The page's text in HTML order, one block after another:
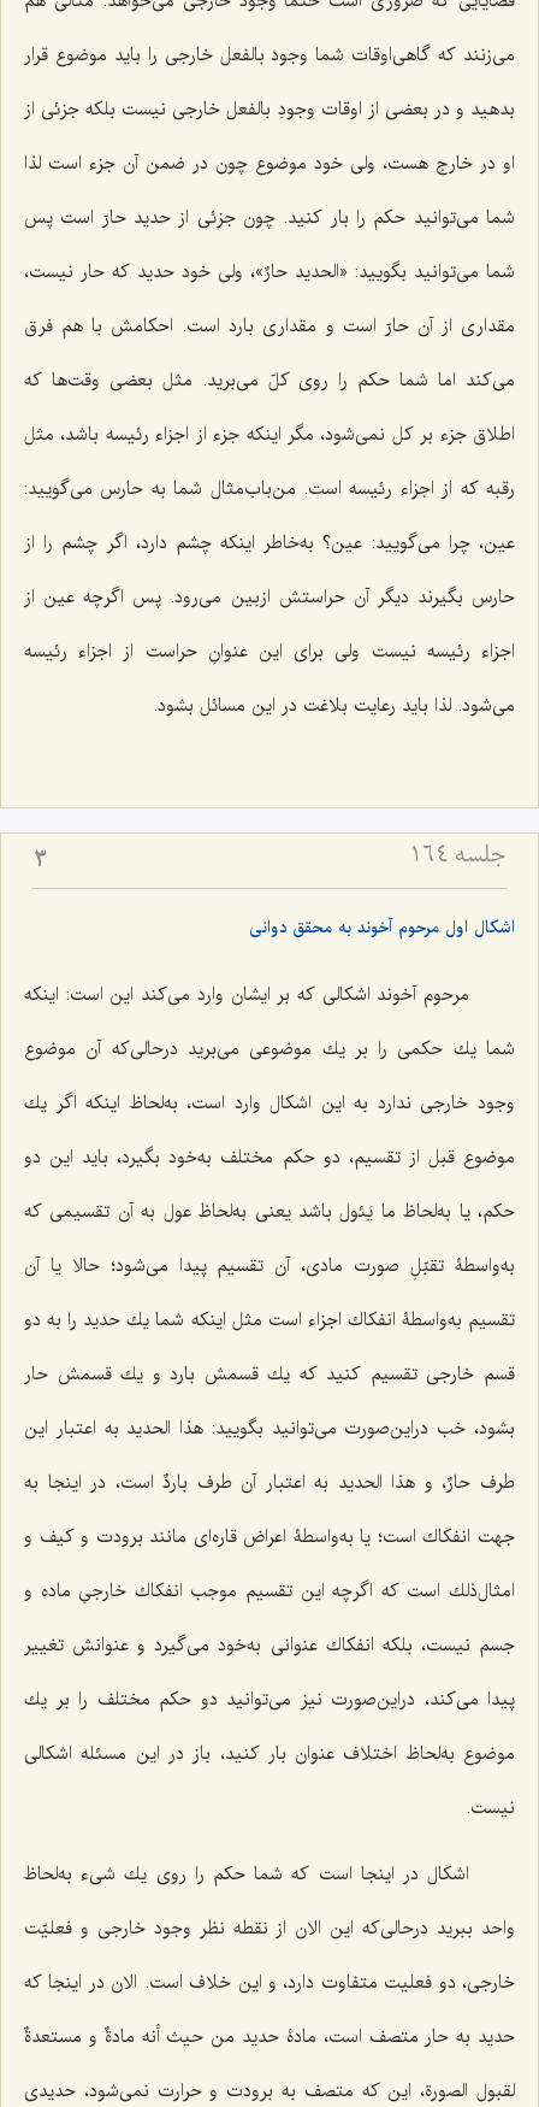
می‌زنند که گاهى‌اوقات شما وجود بالفعل خارجى را باید موضوع قرار
بدهید و در بعضى از اوقات وجودِ بالفعل خارجى نیست بلکه جزئى از
او در خارج هست، ولی خود موضوع چون در ضمن آن جزء است لذا
شما می‌توانید حكم را بار كنید. چون جزئى از حدید حارّ است پس
شما مى‌توانید بگویید: «الحدید حارٌ»، ولى خود حدید که حار نیست،
مقدارى از آن حارّ است و مقدارى بارد است. احكامش با هم فرق
مى‌كند اما شما حكم را روى كلّ مى‌برید. مثل بعضى وقت‌ها كه
اطلاق جزء بر كل نمى‌شود، مگر اینكه جزء از اجزاء رئیسه باشد، مثل
رقبه كه از اجزاء رئیسه است. من‌باب‌مثال شما به حارس مى‌گویید:
عین، چرا مى‌گویید: عین؟ به‌خاطر اینكه چشم دارد، اگر چشم را از
حارس بگیرند دیگر آن حراستش ازبین مى‌رود. پس اگرچه عین از
اجزاء رئیسه نیست ولى براى این عنوانِ حراست از اجزاء رئیسه
مى‌شود. لذا باید رعایت بلاغت در این مسائل بشود.
جلسه ۱۶۴ 3
اشکال اول مرحوم آخوند به محقق دوانی
مرحوم آخوند اشكالى كه بر ایشان وارد مى‌كند این است: اینکه
شما یك حكمى را بر یك موضوعى مى‌برید درحالى‌كه آن موضوع
وجود خارجى ندارد به این اشكال وارد است، به‌لحاظ اینكه اگر یك
موضوع قبل از تقسیم، دو حكم مختلف به‌خود بگیرد، باید این دو
حكم، یا به‌لحاظ ما یَئول باشد یعنى به‌لحاظ عول به آن تقسیمى كه
به‌واسطۀ تقبّلِ صورت مادى، آن تقسیم پیدا مى‌شود؛ حالا یا آن
تقسیم به‌واسطۀ انفكاك اجزاء است مثل اینكه شما یك حدید را به دو
قسم خارجی تقسیم كنید که یك قسمش بارد و یك قسمش حار
بشود، خب دراین‌صورت مى‌توانید بگویید: هذا الحدید به اعتبار این
طرف حارٌ، و هذا الحدید به اعتبار آن طرف باردٌ است، در اینجا به
جهت انفكاك است؛ یا به‌واسطۀ اعراض قاره‌اى مانند برودت و کیف و
امثال‌ذلك است که اگرچه این تقسیم موجب انفكاك خارجىِ ماده و
جسم نیست، بلكه انفكاك عنوانى به‌خود می‌گیرد و عنوانش تغییر
پیدا مى‌كند، دراین‌صورت نیز مى‌توانید دو حكم مختلف را بر یك
موضوع به‌لحاظ اختلاف عنوان بار كنید، باز در این مسئله اشكالى
نیست.
اشكال در اینجا است كه شما حكم را روى یك شى‌ء به‌لحاظ
واحد ببرید درحالى‌كه این الان از نقطه نظر وجود خارجی و فعلیّت
خارجى، دو فعلیت متفاوت دارد، و این خلاف است‌. الان در اینجا که
حدید به حار متصف است، مادۀ حدید من حیث أنه مادةٌ و مستعدةٌ
لقبول الصورة، این كه متصف به برودت و حرارت نمى‌شود، حدیدى